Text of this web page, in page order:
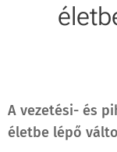
A vezetési- és
életbe lépő